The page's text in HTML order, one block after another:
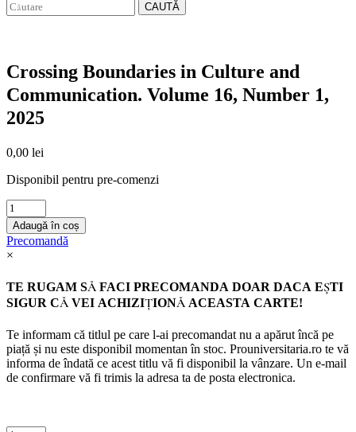
CAUTĂ
Crossing Boundaries in Culture and
Communication. Volume 16, Number 1,
2025
0,00 lei
Disponibil pentru pre-comenzi
Crossing
Boundaries
in
Culture
Volume
16,
1,
2025
quantity
Adaugă în coș
Precomandă
×
TE RUGAM SĂ FACI PRECOMANDA DOAR DACA EȘTI
SIGUR CĂ VEI ACHIZIȚIONĂ ACEASTA CARTE!
Te informam că titlul pe care l-ai precomandat nu a apărut încă pe
piață și nu este disponibil momentan în stoc. Prouniversitaria.ro te vă
informa de îndată ce acest titlu vă fi disponibil la vânzare. Un e-mail
de confirmare vă fi trimis la adresa ta de posta electronica.